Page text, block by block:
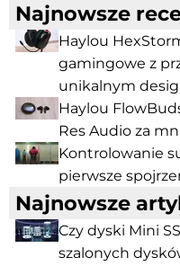
Najnowsze
Haylou
gamingowe z
unikalnym
Haylou
Res Audio za
Kontrolowanie
pierwsze
Najnowsze
Czy dyski Mini
szalonych